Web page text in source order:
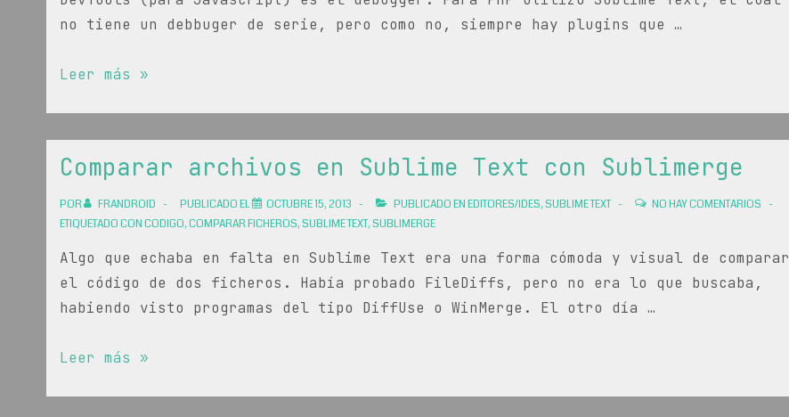
no tiene un debbuger de serie, pero como no, siempre hay plugins que …
PHP
Text
3
con
XDebug
Leer más »
Comparar archivos en Sublime Text con Sublimerge
POR FRANDROID PUBLICADO EL OCTUBRE 15, 2013 PUBLICADO ENEDITORES/IDES,SUBLIME TEXT
NO HAY COMENTARIOS
ETIQUETADO CONCODIGO,COMPARAR FICHEROS,SUBLIME TEXT,SUBLIMERGE
Algo que echaba en falta en Sublime Text era una forma cómoda y visual de comparar
el código de dos ficheros. Había probado FileDiffs, pero no era lo que buscaba,
habiendo visto programas del tipo DiffUse o WinMerge. El otro día …
Comparar
Leer más »